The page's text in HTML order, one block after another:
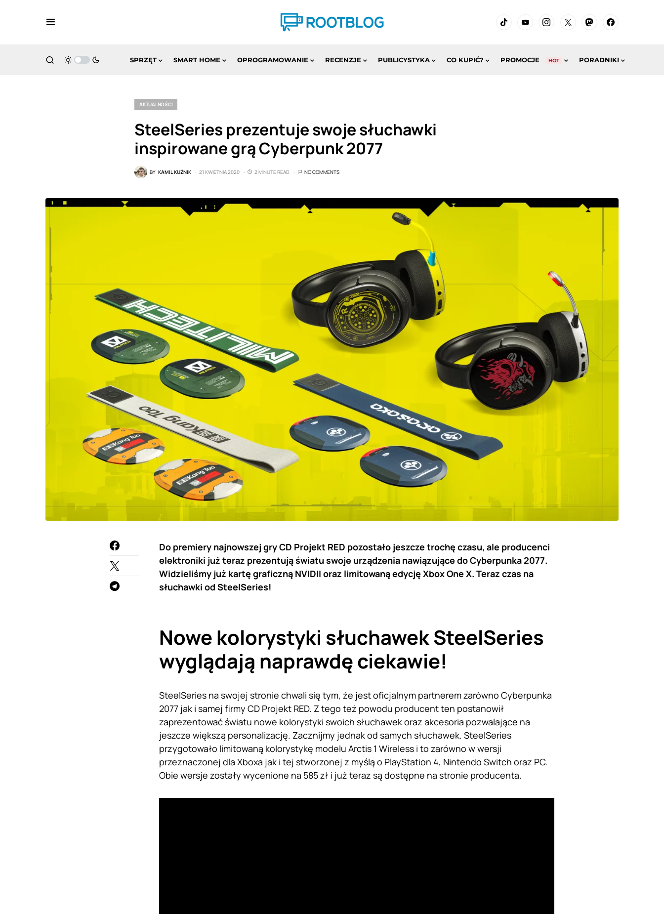
SPRZĘT SMART HOME OPROGRAMOWANIE RECENZJE PUBLICYSTYKA CO KUPIĆ? PROMOCJE HOT PORADNIKI
AKTUALNOŚCI
SteelSeries prezentuje swoje słuchawki
inspirowane grą Cyberpunk 2077
BY KAMIL KUŹNIK 21 KWIETNIA 2020 2 MINUTE READ NO COMMENTS
Do premiery najnowszej gry CD Projekt RED pozostało jeszcze trochę czasu, ale producenci
elektroniki już teraz prezentują światu swoje urządzenia nawiązujące do Cyberpunka 2077.
Widzieliśmy już kartę graficzną NVIDII oraz limitowaną edycję Xbox One X. Teraz czas na
słuchawki od SteelSeries!
Nowe kolorystyki słuchawek SteelSeries
wyglądają naprawdę ciekawie!
SteelSeries na swojej stronie chwali się tym, że jest oficjalnym partnerem zarówno Cyberpunka
2077 jak i samej firmy CD Projekt RED. Z tego też powodu producent ten postanowił
zaprezentować światu nowe kolorystyki swoich słuchawek oraz akcesoria pozwalające na
jeszcze większą personalizację. Zacznijmy jednak od samych słuchawek. SteelSeries
przygotowało limitowaną kolorystykę modelu Arctis 1 Wireless i to zarówno w wersji
przeznaczonej dla Xboxa jak i tej stworzonej z myślą o PlayStation 4, Nintendo Switch oraz PC.
Obie wersje zostały wycenione na 585 zł i już teraz są dostępne na stronie producenta.